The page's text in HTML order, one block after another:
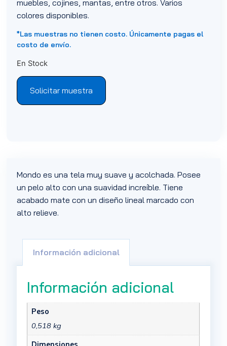
muebles, cojines, mantas, entre otros. Varios
colores disponibles.
*Las muestras no tienen costo. Únicamente pagas el
costo de envío.
En Stock
Solicitar muestra
Mondo es una tela muy suave y acolchada. Posee
un pelo alto con una suavidad increíble. Tiene
acabado mate con un diseño lineal marcado con
alto relieve.
Información adicional
Información adicional
Peso
0,518 kg